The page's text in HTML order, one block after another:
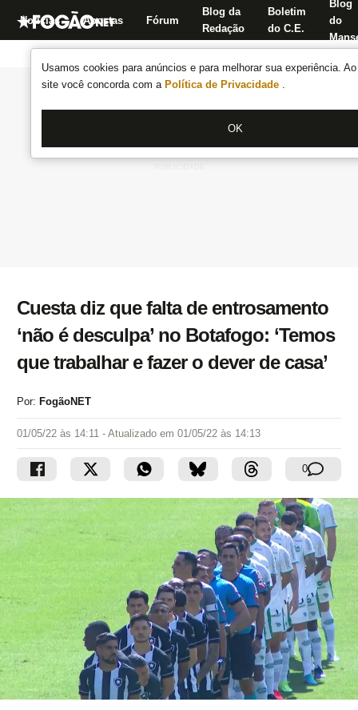
Usamos cookies para anúncios e para melhorar sua experiência.
site você concorda com a Política de Privacidade .
OK
Notícias Apostas Fórum
Blog da
Redação
Boletim
do C.E.
Blog
do
Cuesta diz que falta de entrosamento
‘não é desculpa’ no Botafogo: ‘Temos
que trabalhar e fazer o dever de casa’
Por: FogãoNET
01/05/22 às 14:11 - Atualizado em 01/05/22 às 14:13
0